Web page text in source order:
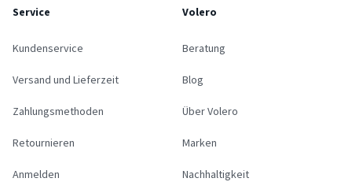
Service
Kundenservice
Versand und Lieferzeit
Zahlungsmethoden
Retournieren
Anmelden
Volero
Beratung
Blog
Über Volero
Marken
Nachhaltigkeit